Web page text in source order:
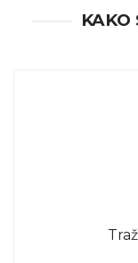
kako treba? Da li
vrućina? Da li
sigurnost da sve
Ukoliko imate
aktivnostima oko
krevecu, borbi
KAKO